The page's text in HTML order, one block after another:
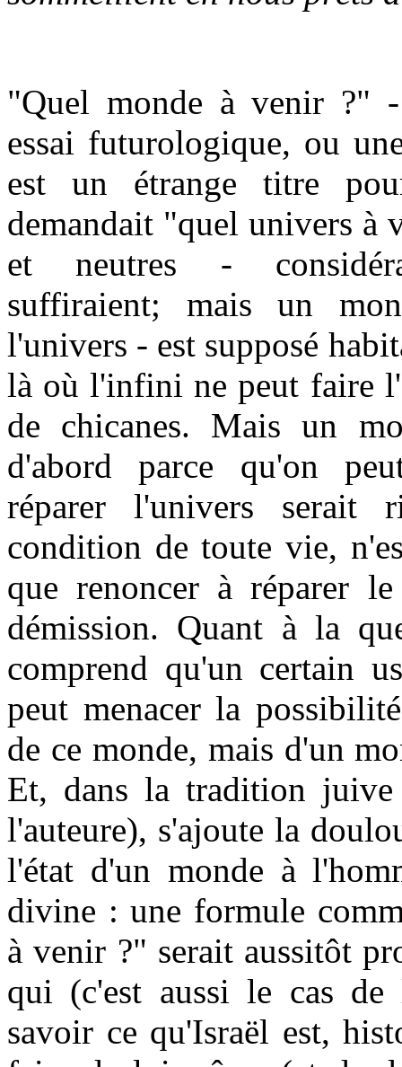
"Quel monde à venir ?"
essai futurologique, ou
est un étrange titre
demandait "quel univers à
et neutres -
suffiraient; mais un
l'univers - est supposé
là où l'infini ne peut faire
de chicanes. Mais un
d'abord parce qu'on
réparer l'univers serait
condition de toute vie,
que renoncer à réparer
démission. Quant à la
comprend qu'un certain
peut menacer la
de ce monde, mais d'un
Et, dans la tradition juive
l'auteure), s'ajoute la
l'état d'un monde à
divine : une formule
à venir ?" serait aussitôt
qui (c'est aussi le cas de
savoir ce qu'Israël est,